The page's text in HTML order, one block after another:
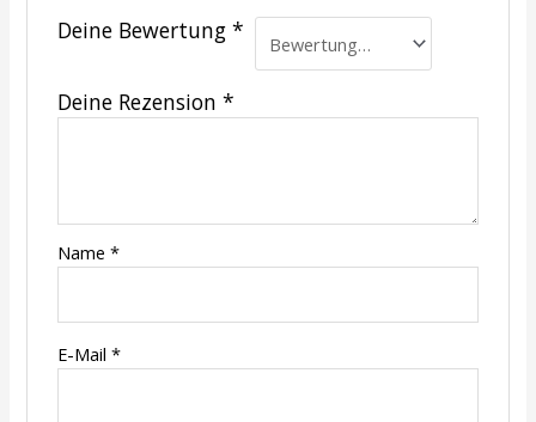
Deine Bewertung *
Deine Rezension *
Name *
E-Mail *